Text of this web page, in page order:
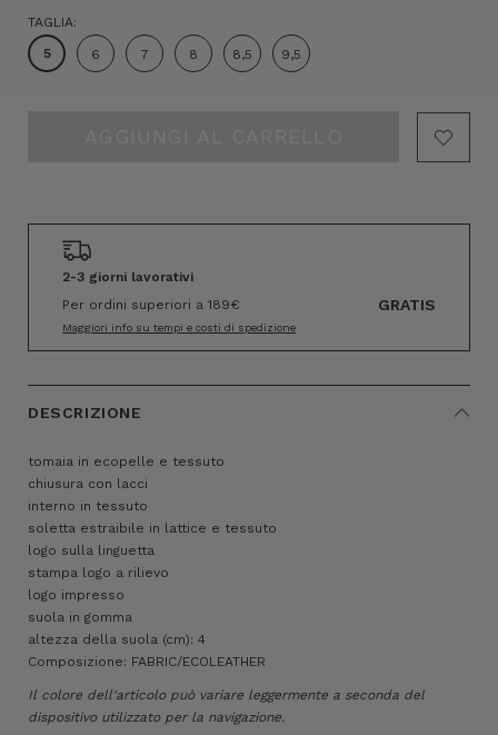
TAGLIA:
5
6 7 8 8,5 9,5
2-3 giorni lavorativi
Per ordini superiori a 189€
GRATIS
Maggiori info su tempi e costi di spedizione
DESCRIZIONE
tomaia in ecopelle e tessuto
chiusura con lacci
interno in tessuto
soletta estraibile in lattice e tessuto
logo sulla linguetta
stampa logo a rilievo
logo impresso
suola in gomma
altezza della suola (cm): 4
Composizione: FABRIC/ECOLEATHER
Il colore dell'articolo può variare leggermente a seconda del
dispositivo utilizzato per la navigazione.